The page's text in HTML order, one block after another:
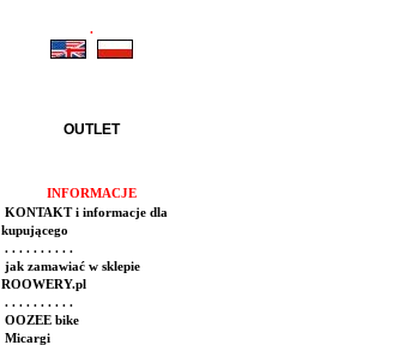
.
OUTLET
INFORMACJE
KONTAKT i informacje dla
kupującego
. . . . . . . . . .
jak zamawiać w sklepie
ROOWERY.pl
. . . . . . . . . .
OOZEE bike
Micargi